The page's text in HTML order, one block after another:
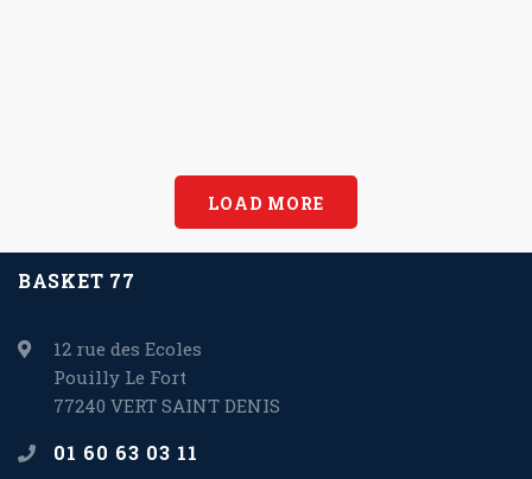
LOAD MORE
BASKET 77
12 rue des Ecoles
Pouilly Le Fort
77240 VERT SAINT DENIS
01 60 63 03 11